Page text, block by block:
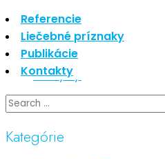
Referencie
Liečebné príznaky
Publikácie
Kontakty
Kategórie
Nezaradené
Skin Care
Zdravý štýl
Kategórie